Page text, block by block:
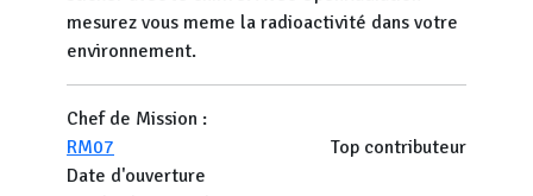
mesurez vous meme la radioactivité dans votre
environnement.
Chef de Mission :
RM07
Top contributeur
Date d'ouverture